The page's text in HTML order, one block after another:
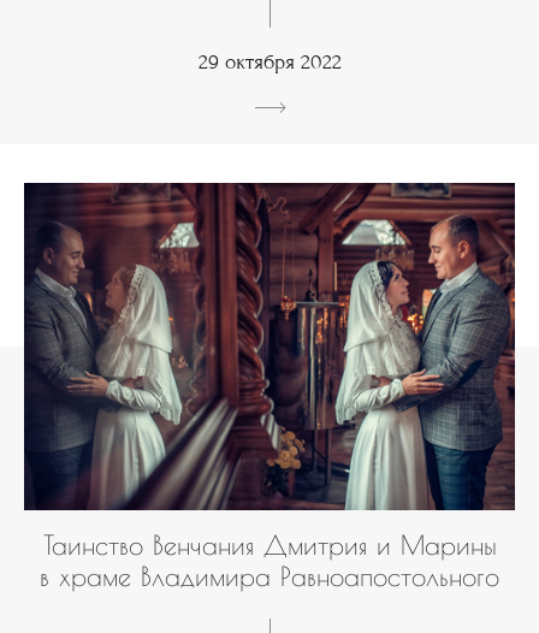
29 октября 2022
Таинство Венчания Дмитрия и Марины
в храме Владимира Равноапостольного